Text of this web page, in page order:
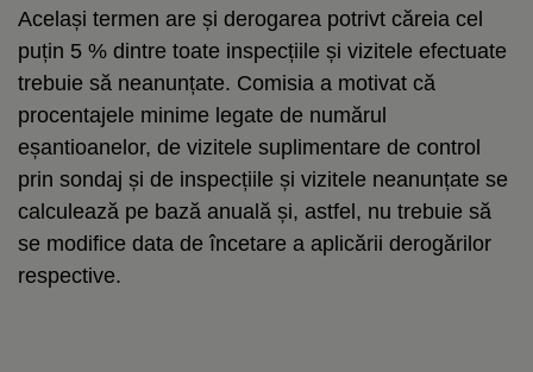
Același termen are și derogarea potrivt căreia cel
puțin 5 % dintre toate inspecțiile și vizitele efectuate
trebuie să neanunțate. Comisia a motivat că
procentajele minime legate de numărul
eșantioanelor, de vizitele suplimentare de control
prin sondaj și de inspecțiile și vizitele neanunțate se
calculează pe bază anuală și, astfel, nu trebuie să
se modifice data de încetare a aplicării derogărilor
respective.